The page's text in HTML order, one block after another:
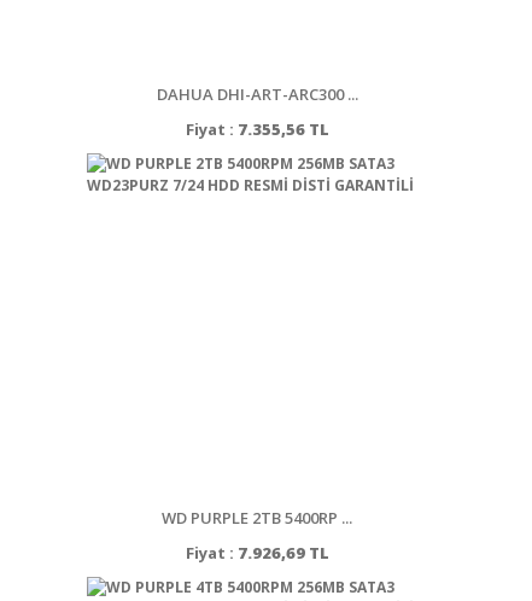
DAHUA DHI-ART-ARC300 ...
Fiyat : 7.355,56 TL
WD PURPLE 2TB 5400RP ...
Fiyat : 7.926,69 TL